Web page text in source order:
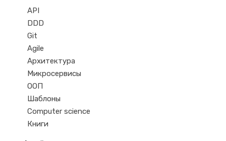
API
DDD
Git
Agile
Архитектура
Микросервисы
ООП
Шаблоны
Computer science
Книги